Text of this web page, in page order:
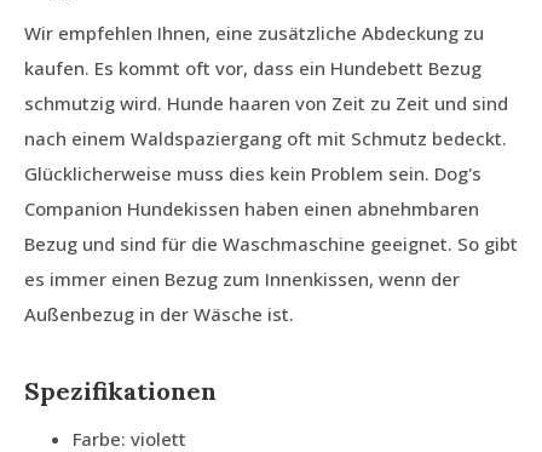
Wir empfehlen Ihnen, eine zusätzliche Abdeckung zu
kaufen. Es kommt oft vor, dass ein Hundebett Bezug
schmutzig wird. Hunde haaren von Zeit zu Zeit und sind
nach einem Waldspaziergang oft mit Schmutz bedeckt.
Glücklicherweise muss dies kein Problem sein. Dog's
Companion Hundekissen haben einen abnehmbaren
Bezug und sind für die Waschmaschine geeignet. So gibt
es immer einen Bezug zum Innenkissen, wenn der
Außenbezug in der Wäsche ist.
Spezifikationen
Farbe: violett